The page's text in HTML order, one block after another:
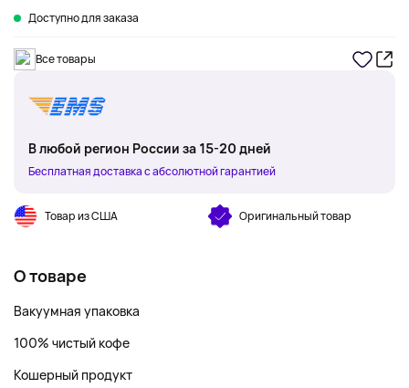
Доступно для заказа
Все товары
В любой регион России за 15-20 дней
Бесплатная доставка с абсолютной гарантией
Товар из США Оригинальный товар
О товаре
Вакуумная упаковка
100% чистый кофе
Кошерный продукт